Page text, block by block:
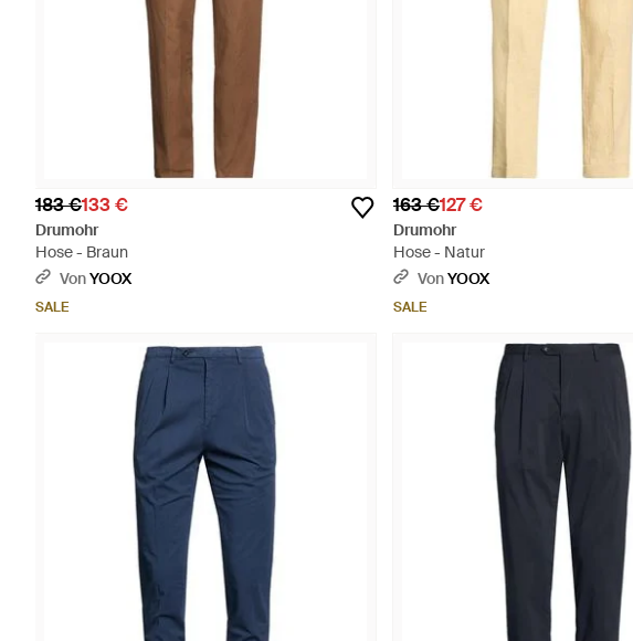
183 €133 €
Drumohr
Hose - Braun
VonYOOX
SALE
163 €127 €
Drumohr
Hose - Natur
VonYOOX
SALE